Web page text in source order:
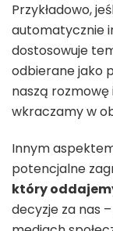
Przykładowo,
automatycznie
dostosowuje
odbierane jako
naszą rozmowę
wkraczamy w
Innym
potencjalne
który
decyzje za nas